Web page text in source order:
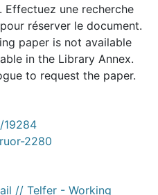
Effectuez une recherche
réserver le document.
paper is not available
in the Library Annex.
to request the paper.
19284
2280
// Telfer - Working